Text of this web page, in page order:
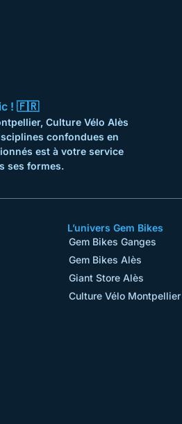
! 🇫🇷
Culture Vélo Alès
confondues en
est à votre service
ses formes.
L’univers Gem Bikes
Gem Bikes Ganges
Gem Bikes Alès
Giant Store Alès
Culture Vélo Montpellier